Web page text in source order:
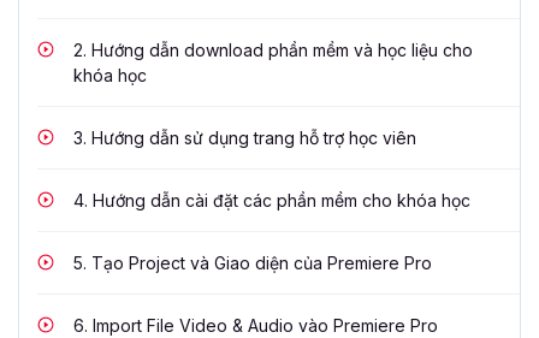
2. Hướng dẫn download phần mềm và học liệu cho
khóa học
3. Hướng dẫn sử dụng trang hỗ trợ học viên
4. Hướng dẫn cài đặt các phần mềm cho khóa học
5. Tạo Project và Giao diện của Premiere Pro
6. Import File Video & Audio vào Premiere Pro